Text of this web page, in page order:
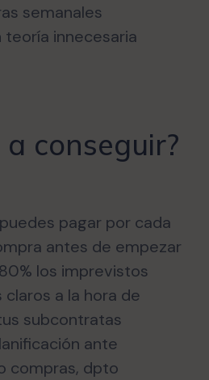
semanales
teoría innecesaria
a conseguir?
pagar por cada
antes de empezar
los imprevistos
a la hora de
subcontratas
ante
compras, dpto